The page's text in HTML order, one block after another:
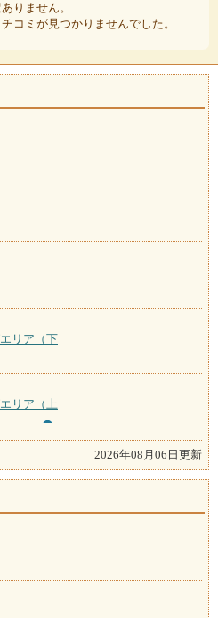
りません。
コミが見つかりませんでした。
リア（下
リア（上
2026年08月06日更新